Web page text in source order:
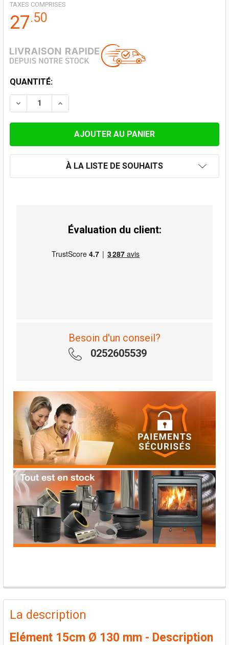
TAXES COMPRISES
27.50
STOCK
ACTUEL:
QUANTITÉ:
DIMINUER LA QUANTITÉ DE ELÉMENT 15CM Ø 130MM
AUGMENTER LA QUANTITÉ DE ELÉMENT
À LA LISTE DE SOUHAITS
Évaluation du client:
Besoin d'un conseil?
0252605539
PRODUITS
FRÉQUEMMENT
ACHETÉS
La description
Elément 15cm Ø 130 mm - Description